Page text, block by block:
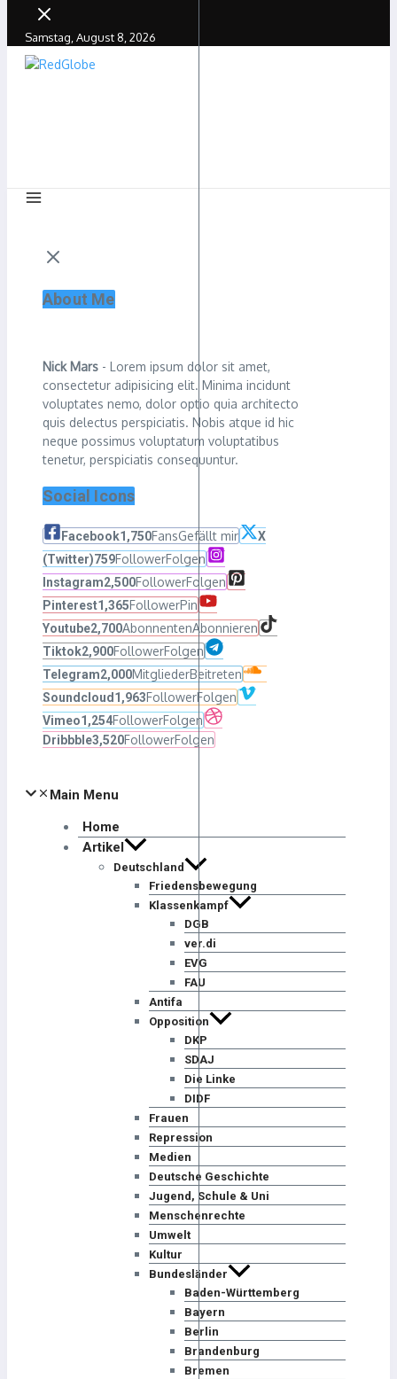
Samstag, August 8, 2026
About Me
Nick Mars - Lorem ipsum dolor sit amet,
consectetur adipisicing elit. Minima incidunt
voluptates nemo, dolor optio quia architecto
quis delectus perspiciatis. Nobis atque id hic
neque possimus voluptatum voluptatibus
tenetur, perspiciatis consequuntur.
Social Icons
Facebook1,750FansGefällt mir
X
(Twitter)759FollowerFolgen
Instagram2,500FollowerFolgen
Pinterest1,365FollowerPin
Youtube2,700AbonnentenAbonnieren
Tiktok2,900FollowerFolgen
Telegram2,000MitgliederBeitreten
Soundcloud 1,963FollowerFolgen
Vimeo1,254FollowerFolgen
Dribbble3,520FollowerFolgen
Main Menu
Home
Artikel
Deutschland
Friedensbewegung
Klassenkampf
DGB
ver.di
EVG
FAU
Antifa
Opposition
DKP
SDAJ
Die Linke
DIDF
Frauen
Repression
Medien
Deutsche Geschichte
Jugend, Schule & Uni
Menschenrechte
Umwelt
Kultur
Bundesländer
Baden-Württemberg
Bayern
Berlin
Brandenburg
Bremen